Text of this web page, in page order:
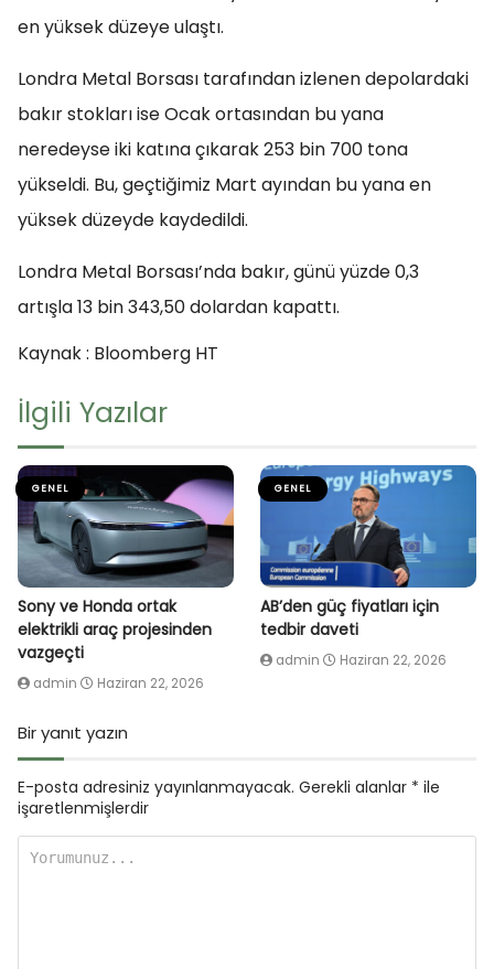
en yüksek düzeye ulaştı.
Londra Metal Borsası tarafından izlenen depolardaki
bakır stokları ise Ocak ortasından bu yana
neredeyse iki katına çıkarak 253 bin 700 tona
yükseldi. Bu, geçtiğimiz Mart ayından bu yana en
yüksek düzeyde kaydedildi.
Londra Metal Borsası’nda bakır, günü yüzde 0,3
artışla 13 bin 343,50 dolardan kapattı.
Kaynak : Bloomberg HT
İlgili Yazılar
GENEL
Sony ve Honda ortak
elektrikli araç projesinden
vazgeçti
admin Haziran 22, 2026
GENEL
AB’den güç fiyatları için
tedbir daveti
admin Haziran 22, 2026
Bir yanıt yazın
E-posta adresiniz yayınlanmayacak. Gerekli alanlar * ile
işaretlenmişlerdir